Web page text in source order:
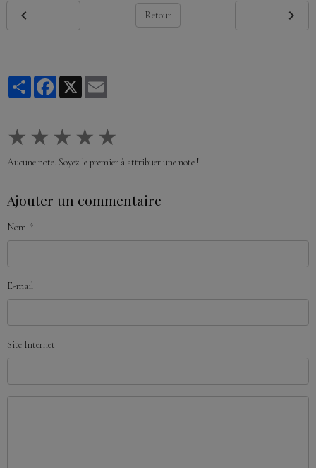
Retour
PartagerFacebook
X
★ ★ ★ ★ ★
Aucune note. Soyez le premier à attribuer une note !
Ajouter un commentaire
Nom
E-mail
Site Internet